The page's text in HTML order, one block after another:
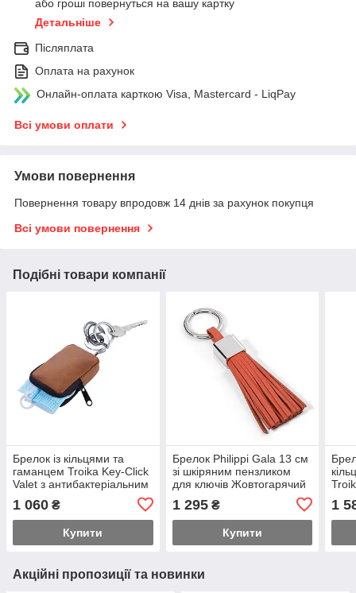
або гроші повернуться на вашу картку
Детальніше
Післяплата
Оплата на рахунок
Онлайн-оплата карткою Visa, Mastercard - LiqPay
Всі умови оплати
Умови повернення
Повернення товару впродовж 14 днів за рахунок покупця
Всі умови повернення
Подібні товари компанії
Брелок із кільцями та
гаманцем Troika Key-Click
Valet з антибактеріальним
1 060 ₴
Купити
Брелок Philippi Gala 13 см
зі шкіряним пензликом
для ключів Жовтогарячий
1 295₴
Купити
1
Акційні пропозиції та новинки